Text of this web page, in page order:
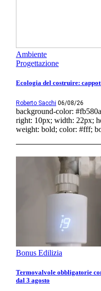
Ambiente
Progettazione
Ecologia del costruire:
Roberto Sacchi 06/08/26
background-color:
right: 10px; width: 22px;
weight: bold; color: #fff;
Bonus Edilizia
Termovalvole obbligatorie
dal 3 agosto